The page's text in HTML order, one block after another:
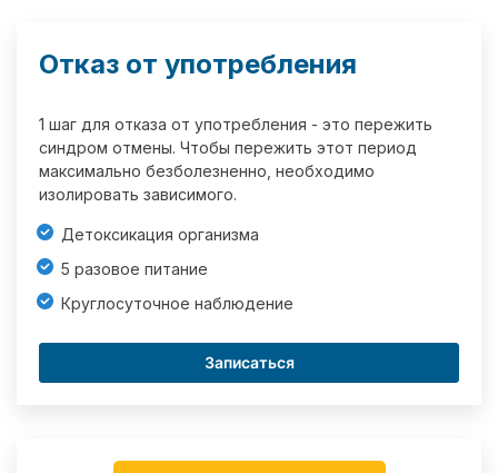
Отказ от употребления
1 шаг для отказа от употребления - это пережить
синдром отмены. Чтобы пережить этот период
максимально безболезненно, необходимо
изолировать зависимого.
Детоксикация организма
5 разовое питание
Круглосуточное наблюдение
Записаться